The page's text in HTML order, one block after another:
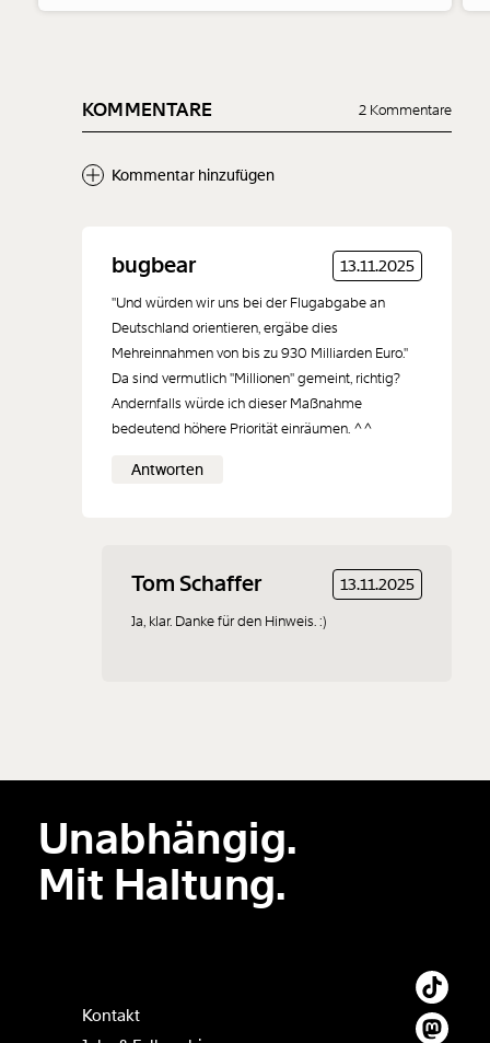
KOMMENTARE 2 Kommentare
Kommentar hinzufügen
Neuen Kommentar
Der Inhalt dieses Feldes wird nicht öffentlich zugänglich angezeigt.
bugbear 13.11.2025
"Und würden wir uns bei der Flugabgabe an
Deutschland orientieren, ergäbe dies
Mehreinnahmen von bis zu 930 Milliarden Euro."
Da sind vermutlich "Millionen" gemeint, richtig?
Andernfalls würde ich dieser Maßnahme
bedeutend höhere Priorität einräumen. ^^
Antworten
Tom Schaffer 13.11.2025
Ja, klar. Danke für den Hinweis. :)
Unabhängig.
Mit Haltung.
Kontakt